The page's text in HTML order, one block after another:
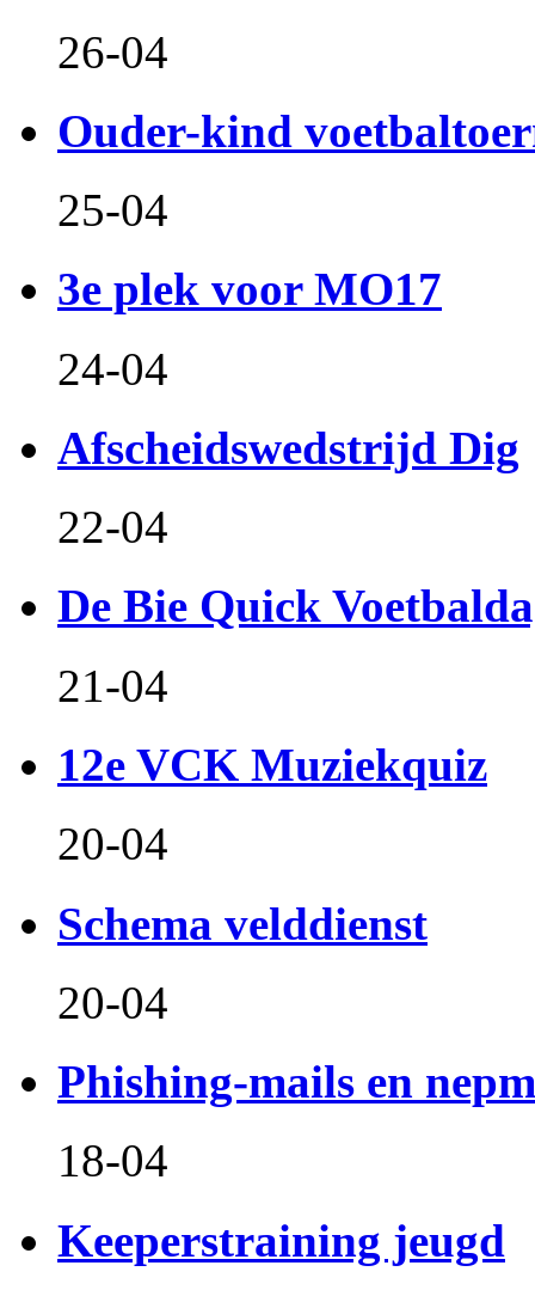
26-04
Ouder-kind
25-04
3e plek voor MO17
24-04
Afscheidswedstrijd Dig
22-04
De Bie Quick
21-04
12e VCK Muziekquiz
20-04
Schema velddienst
20-04
Phishing-mails en
18-04
Keeperstraining jeugd